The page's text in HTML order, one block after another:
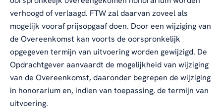
verhoogd of verlaagd. FTW zal daarvan zoveel als
mogelijk vooraf prijsopgaaf doen. Door een wijziging van
de Overeenkomst kan voorts de oorspronkelijk
opgegeven termijn van uitvoering worden gewijzigd. De
Opdrachtgever aanvaardt de mogelijkheid van wijziging
van de Overeenkomst, daaronder begrepen de wijziging
in honorarium en, indien van toepassing, de termijn van
uitvoering.